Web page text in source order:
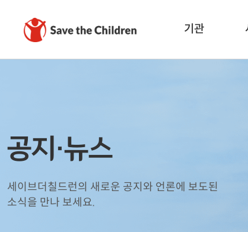
기관
공지·뉴스
세이브더칠드런의 새로운 공지와 언론에 보도된
소식을 만나 보세요.